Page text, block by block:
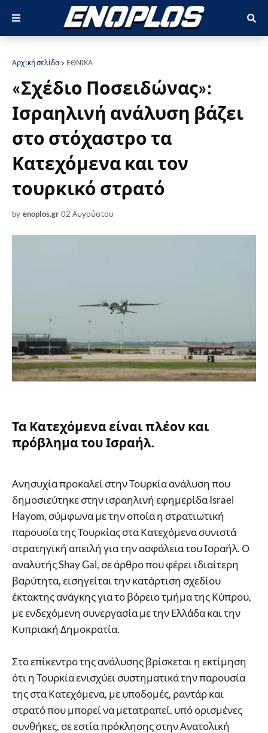
Αρχική σελίδα ΕΘΝΙΚΑ
«Σχέδιο Ποσειδώνας»:
Ισραηλινή ανάλυση βάζει
στο στόχαστρο τα
Κατεχόμενα και τον
τουρκικό στρατό
by enoplos.gr 02 Αυγούστου
Τα Κατεχόμενα είναι πλέον και
πρόβλημα του Ισραήλ.
Ανησυχία προκαλεί στην Τουρκία ανάλυση που
δημοσιεύτηκε στην ισραηλινή εφημερίδα Israel
Hayom, σύμφωνα με την οποία η στρατιωτική
παρουσία της Τουρκίας στα Κατεχόμενα συνιστά
στρατηγική απειλή για την ασφάλεια του Ισραήλ. Ο
αναλυτής Shay Gal, σε άρθρο που φέρει ιδιαίτερη
βαρύτητα, εισηγείται την κατάρτιση σχεδίου
έκτακτης ανάγκης για το βόρειο τμήμα της Κύπρου,
με ενδεχόμενη συνεργασία με την Ελλάδα και την
Κυπριακή Δημοκρατία.
Στο επίκεντρο της ανάλυσης βρίσκεται η εκτίμηση
ότι η Τουρκία ενισχύει συστηματικά την παρουσία
της στα Κατεχόμενα, με υποδομές, ραντάρ και
στρατό που μπορεί να μετατραπεί, υπό ορισμένες
συνθήκες, σε εστία πρόκλησης στην Ανατολική